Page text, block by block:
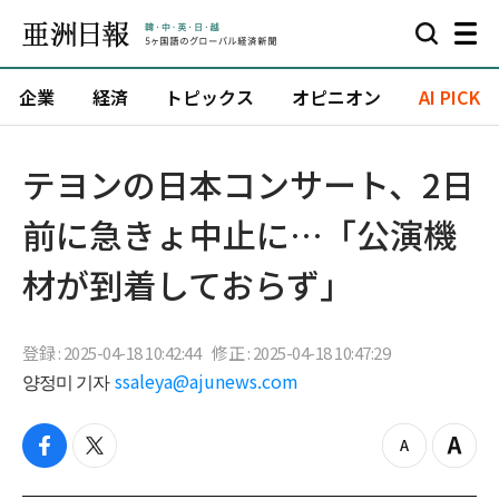
企業 経済 トピックス オピニオン AI PICK
テヨンの日本コンサート、2日
前に急きょ中止に…「公演機
材が到着しておらず」
登録 : 2025-04-18 10:42:44 修正 : 2025-04-18 10:47:29
양정미 기자 ssaleya@ajunews.com
f
t
z
Z